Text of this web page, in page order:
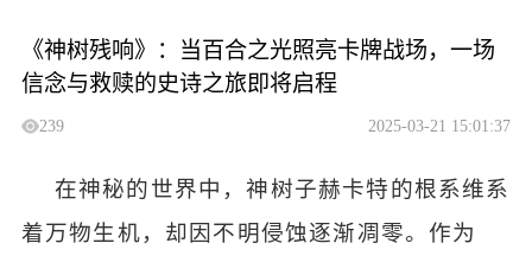
《神树残响》：当百合之光照亮卡牌战场，一场
信念与救赎的史诗之旅即将启程
239 2025-03-21 15:01:37
在神秘的世界中，神树子赫卡特的根系维系
着万物生机，却因不明侵蚀逐渐凋零。作为